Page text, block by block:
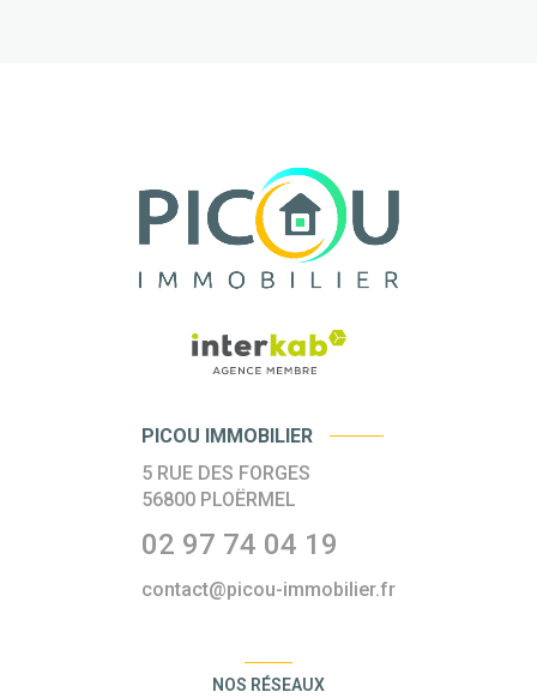
PICOU IMMOBILIER
5 RUE DES FORGES
56800 PLOËRMEL
02 97 74 04 19
contact@picou-immobilier.fr
NOS RÉSEAUX